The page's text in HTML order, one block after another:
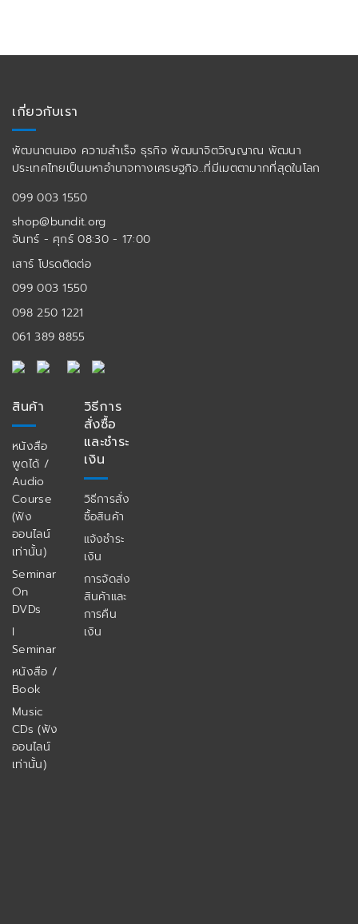
เกี่ยวกับเรา
พัฒนาตนเอง ความสำเร็จ ธุรกิจ พัฒนาจิตวิญญาณ พัฒนา
ประเทศไทยเป็นมหาอำนาจทางเศรษฐกิจ..ที่มีเมตตามากที่สุดในโลก
099 003 1550
shop@bundit.org
จันทร์ - ศุกร์ 08:30 - 17:00
เสาร์ โปรดติดต่อ
099 003 1550
098 250 1221
061 389 8855
สินค้า
หนังสือ
พูดได้ /
Audio
Course
(ฟัง
ออนไลน์
เท่านั้น)
Seminar
On
DVDs
I
Seminar
หนังสือ /
Book
Music
CDs (ฟัง
ออนไลน์
เท่านั้น)
วิธีการ
สั่งซื้อ
และชำระ
เงิน
วิธีการสั่ง
ซื้อสินค้า
แจ้งชำระ
เงิน
การจัดส่ง
สินค้าและ
การคืน
เงิน